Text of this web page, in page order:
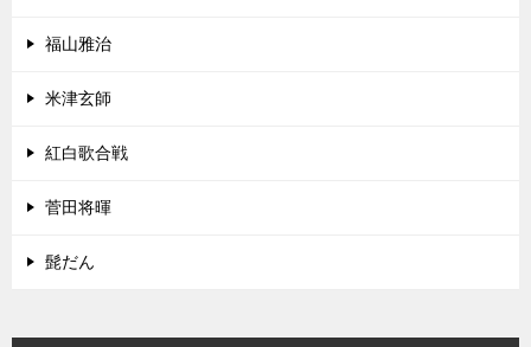
福山雅治
米津玄師
紅白歌合戦
菅田将暉
髭だん